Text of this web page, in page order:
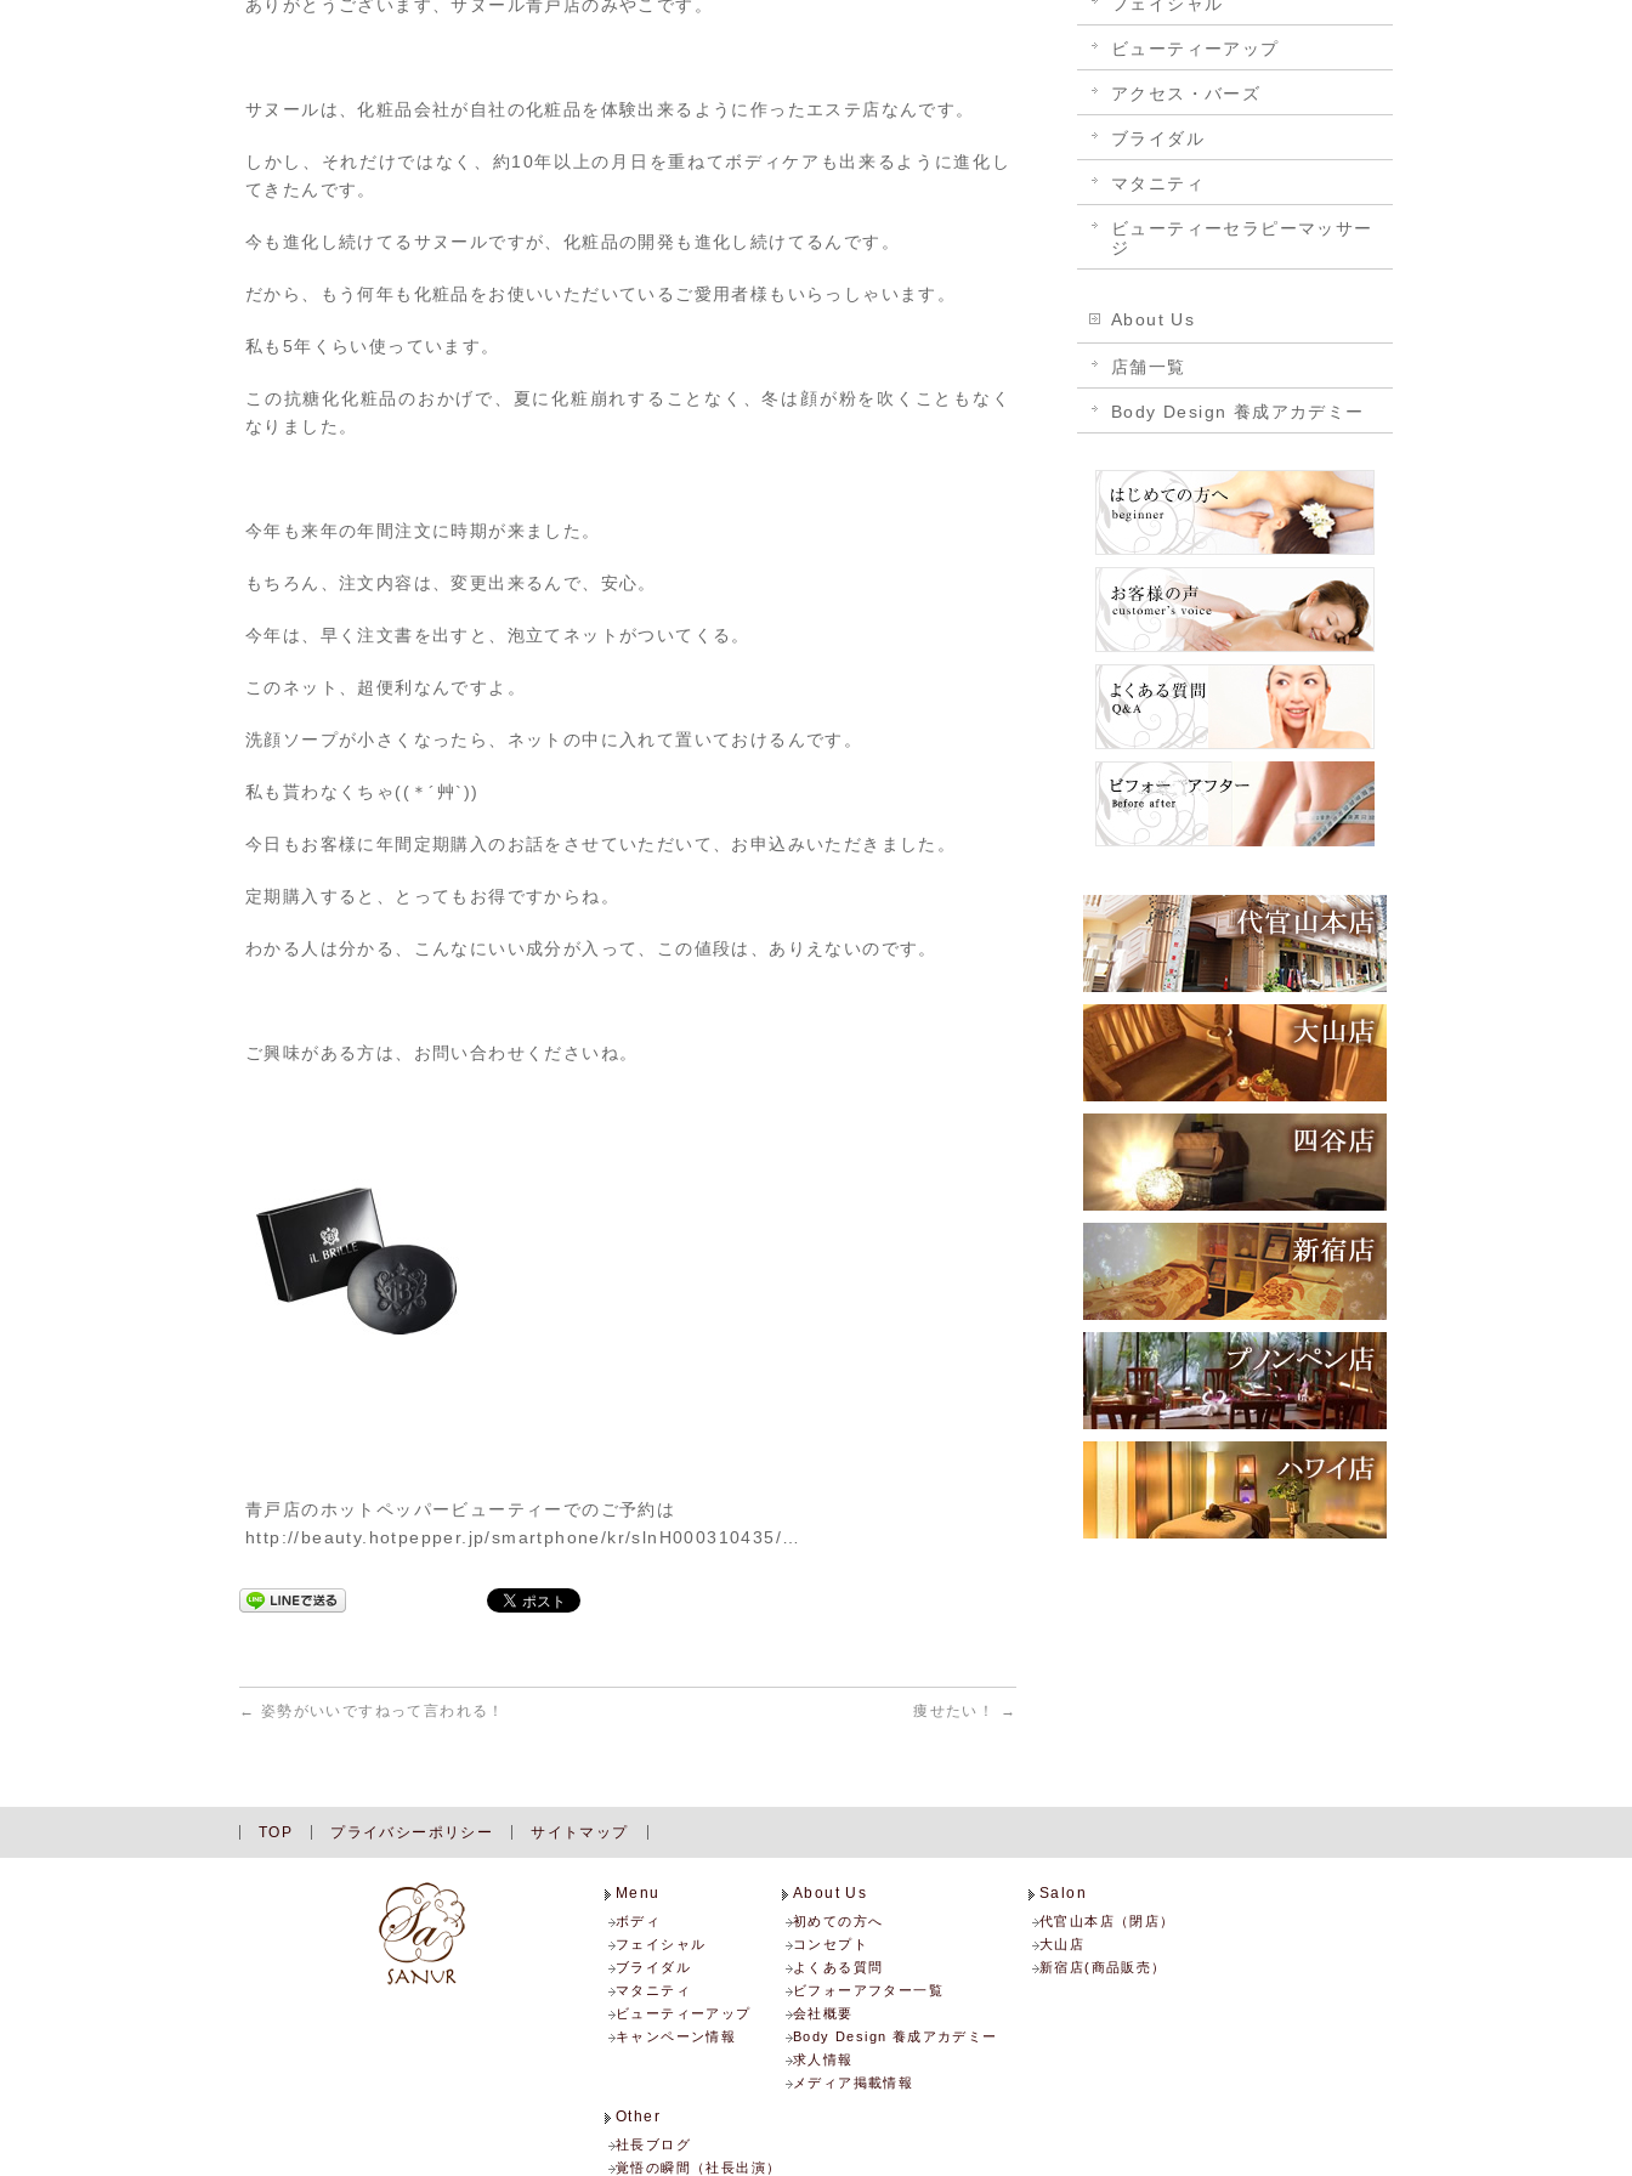
ありがとうございます、サヌール青戸店のみやこです。
サヌールは、化粧品会社が自社の化粧品を体験出来るように作ったエステ店なんです。
しかし、それだけではなく、約10年以上の月日を重ねてボディケアも出来るように進化し
てきたんです。
今も進化し続けてるサヌールですが、化粧品の開発も進化し続けてるんです。
だから、もう何年も化粧品をお使いいただいているご愛用者様もいらっしゃいます。
私も5年くらい使っています。
この抗糖化化粧品のおかげで、夏に化粧崩れすることなく、冬は顔が粉を吹くこともなく
なりました。
今年も来年の年間注文に時期が来ました。
もちろん、注文内容は、変更出来るんで、安心。
今年は、早く注文書を出すと、泡立てネットがついてくる。
このネット、超便利なんですよ。
洗顔ソープが小さくなったら、ネットの中に入れて置いておけるんです。
私も貰わなくちゃ((＊´艸`))
今日もお客様に年間定期購入のお話をさせていただいて、お申込みいただきました。
定期購入すると、とってもお得ですからね。
わかる人は分かる、こんなにいい成分が入って、この値段は、ありえないのです。
ご興味がある方は、お問い合わせくださいね。
青戸店のホットペッパービューティーでのご予約は
http://beauty.hotpepper.jp/smartphone/kr/slnH000310435/…
← 姿勢がいいですねって言われる！ 痩せたい！ →
ビューティーアップ
アクセス・バーズ
ブライダル
マタニティ
ビューティーセラピーマッサー
ジ
About Us
店舗一覧
Body Design 養成アカデミー
TOP プライバシーポリシー サイトマップ
Menu
ボディ
フェイシャル
ブライダル
マタニティ
ビューティーアップ
キャンペーン情報
About Us
初めての方へ
コンセプト
よくある質問
ビフォーアフター一覧
会社概要
Body Design 養成アカデミー
求人情報
メディア掲載情報
Salon
代官山本店（閉店）
大山店
新宿店(商品販売）
Other
社長ブログ
覚悟の瞬間（社長出演）